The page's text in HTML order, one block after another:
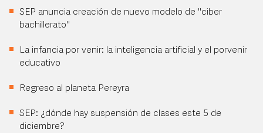
SEP anuncia creación de nuevo modelo de "ciber
bachillerato"
La infancia por venir: la inteligencia artificial y el porvenir
educativo
Regreso al planeta Pereyra
SEP: ¿dónde hay suspensión de clases este 5 de
diciembre?